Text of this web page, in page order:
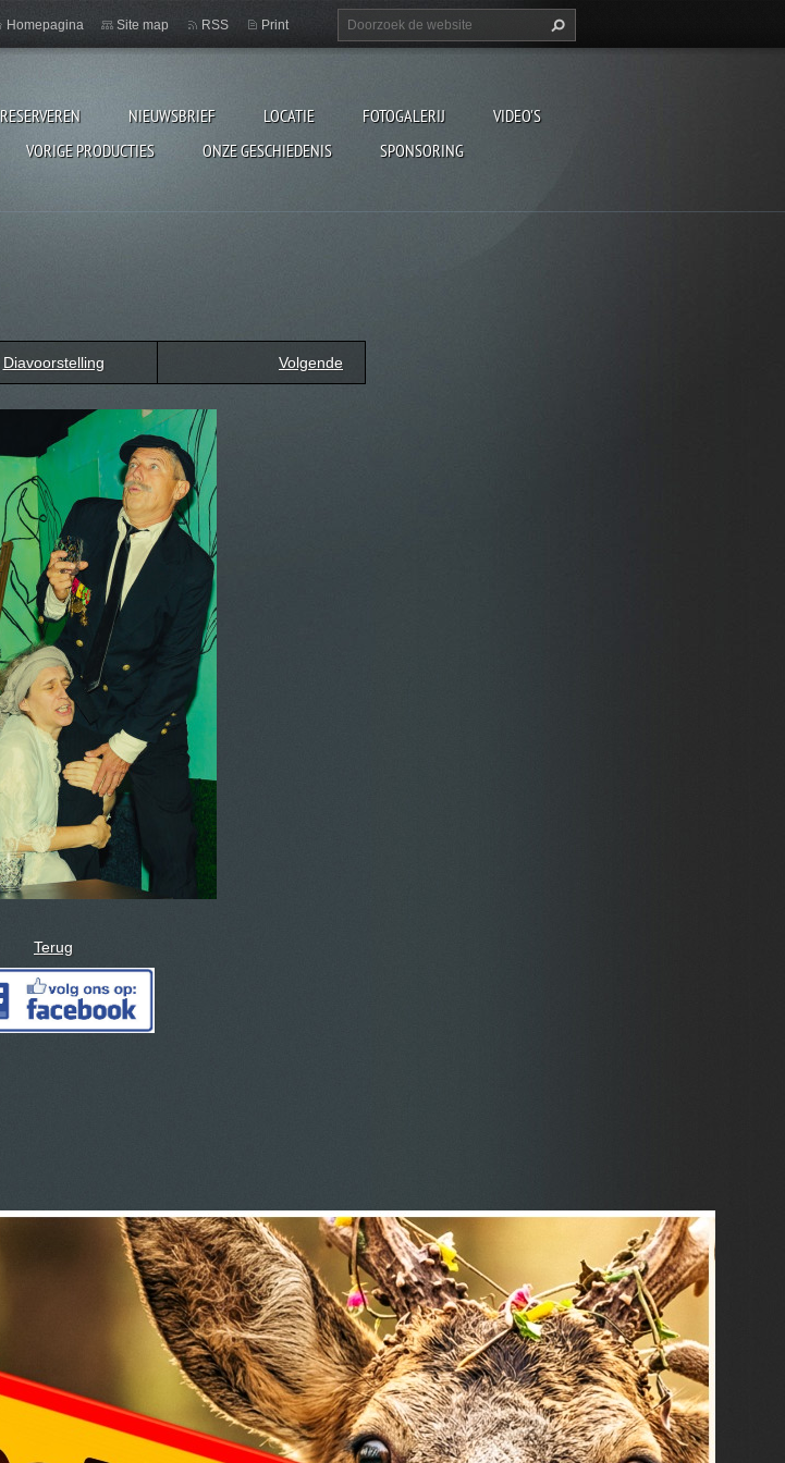
RESERVEREN NIEUWSBRIEF LOCATIE FOTOGALERIJ
VIDEO'S
VORIGE PRODUCTIES ONZE GESCHIEDENIS SPONSORING
Homepagina Site map RSS Print
Diavoorstelling Volgende
Terug